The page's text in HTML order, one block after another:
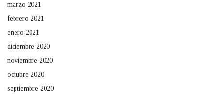
marzo 2021
febrero 2021
enero 2021
diciembre 2020
noviembre 2020
octubre 2020
septiembre 2020